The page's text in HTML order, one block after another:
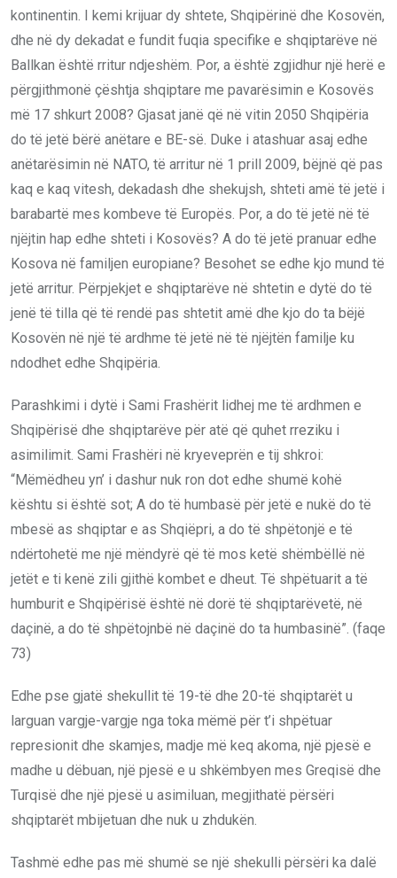
kontinentin. I kemi krijuar dy shtete, Shqipërinë dhe Kosovën,
dhe në dy dekadat e fundit fuqia specifike e shqiptarëve në
Ballkan është rritur ndjeshëm. Por, a është zgjidhur një herë e
përgjithmonë çështja shqiptare me pavarësimin e Kosovës
më 17 shkurt 2008? Gjasat janë që në vitin 2050 Shqipëria
do të jetë bërë anëtare e BE-së. Duke i atashuar asaj edhe
anëtarësimin në NATO, të arritur në 1 prill 2009, bëjnë që pas
kaq e kaq vitesh, dekadash dhe shekujsh, shteti amë të jetë i
barabartë mes kombeve të Europës. Por, a do të jetë në të
njëjtin hap edhe shteti i Kosovës? A do të jetë pranuar edhe
Kosova në familjen europiane? Besohet se edhe kjo mund të
jetë arritur. Përpjekjet e shqiptarëve në shtetin e dytë do të
jenë të tilla që të rendë pas shtetit amë dhe kjo do ta bëjë
Kosovën në një të ardhme të jetë në të njëjtën familje ku
ndodhet edhe Shqipëria.
Parashkimi i dytë i Sami Frashërit lidhej me të ardhmen e
Shqipërisë dhe shqiptarëve për atë që quhet rreziku i
asimilimit. Sami Frashëri në kryeveprën e tij shkroi:
“Mëmëdheu yn’ i dashur nuk ron dot edhe shumë kohë
kështu si është sot; A do të humbasë për jetë e nukë do të
mbesë as shqiptar e as Shqiëpri, a do të shpëtonjë e të
ndërtohetë me një mëndyrë që të mos ketë shëmbëllë në
jetët e ti kenë zili gjithë kombet e dheut. Të shpëtuarit a të
humburit e Shqipërisë është në dorë të shqiptarëvetë, në
daçinë, a do të shpëtojnbë në daçinë do ta humbasinë”. (faqe
73)
Edhe pse gjatë shekullit të 19-të dhe 20-të shqiptarët u
larguan vargje-vargje nga toka mëmë për t’i shpëtuar
represionit dhe skamjes, madje më keq akoma, një pjesë e
madhe u dëbuan, një pjesë e u shkëmbyen mes Greqisë dhe
Turqisë dhe një pjesë u asimiluan, megjithatë përsëri
shqiptarët mbijetuan dhe nuk u zhdukën.
Tashmë edhe pas më shumë se një shekulli përsëri ka dalë